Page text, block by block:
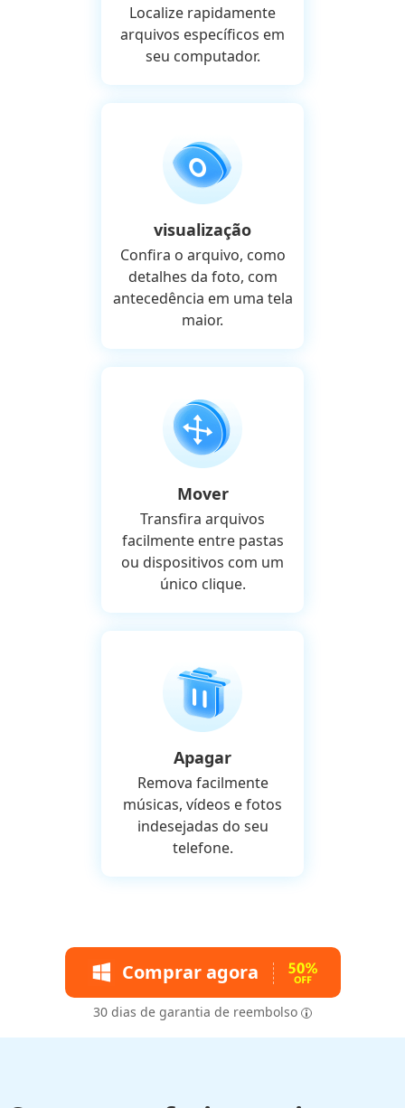
Localize rapidamente
arquivos específicos em
seu computador.
visualização
Confira o arquivo, como
detalhes da foto, com
antecedência em uma tela
maior.
Mover
Transfira arquivos
facilmente entre pastas
ou dispositivos com um
único clique.
Apagar
Remova facilmente
músicas, vídeos e fotos
indesejadas do seu
telefone.
Comprar agora
30 dias de garantia de reembolso